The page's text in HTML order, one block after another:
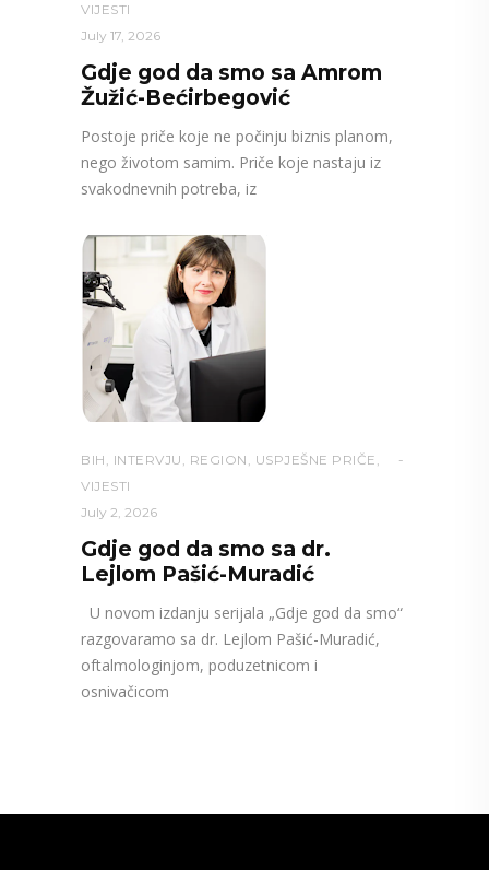
VIJESTI
July 17, 2026
Gdje god da smo sa Amrom
Žužić-Bećirbegović
Postoje priče koje ne počinju biznis planom,
nego životom samim. Priče koje nastaju iz
svakodnevnih potreba, iz
BIH , INTERVJU , REGION , USPJEŠNE PRIČE ,
VIJESTI
July 2, 2026
Gdje god da smo sa dr.
Lejlom Pašić-Muradić
U novom izdanju serijala „Gdje god da smo“
razgovaramo sa dr. Lejlom Pašić-Muradić,
oftalmologinjom, poduzetnicom i
osnivačicom